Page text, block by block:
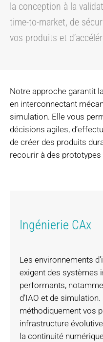
la conception à la
time-to-market, de
vos produits et
Notre approche garantit
en interconnectant
simulation. Elle vous
décisions agiles,
de créer des produits
recourir à des prototypes
Ingénierie CAx
Les environnements
exigent des systèmes
performants,
d’IAO et de
méthodiquement vos
infrastructure
la continuité